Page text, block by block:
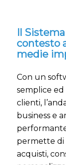
Il
contesto
medie
Con un
semplice
clienti,
business e
permette di
acquisti,